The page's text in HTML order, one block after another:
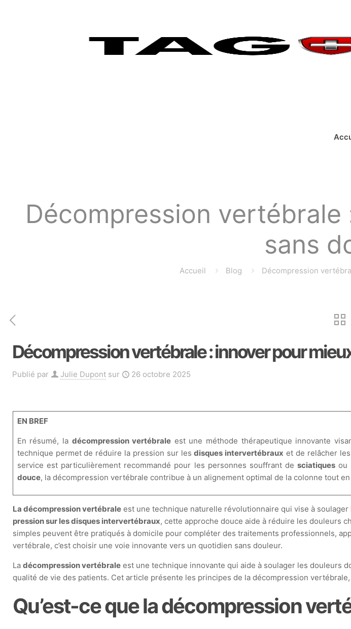
Décompression
sans
Accueil Blog Décompression
Décompression vertébrale : innover pour
Publié par Julie Dupont sur 26 octobre 2025
EN BREF
En résumé, la décompression vertébrale est une méthode thérapeutique innovante
technique permet de réduire la pression sur lesdisques intervertébraux et de relâcher
service est particulièrement recommandé pour les personnes souffrant desciatiques ou
douce, la décompression vertébrale contribue à un alignement optimal de la colonne tout
La décompression vertébrale est une technique naturelle révolutionnaire qui vise à
pression sur les disques intervertébraux, cette approche douce aide à réduire les douleurs
simples peuvent être pratiqués à domicile pour compléter des traitements professionnels,
vertébrale, c’est choisir une voie innovante vers un quotidien sans douleur.
Ladécompression vertébrale est une technique innovante qui aide à soulager les douleurs
qualité de vie des patients. Cet article présente les principes de la décompression
Qu’est-ce que la décompression